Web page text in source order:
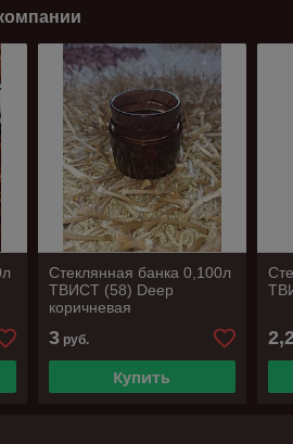
Стеклянная банка 0,100л
ТВИСТ (58) Deep
коричневая
3руб.
Купить